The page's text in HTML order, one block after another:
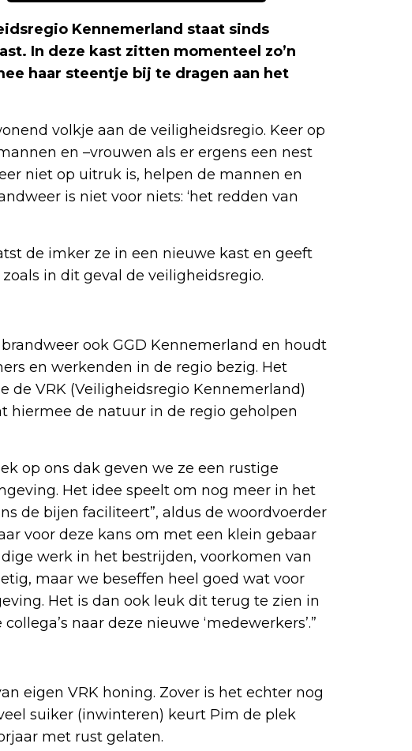
Kennemerland staat sinds
In deze kast zitten momenteel zo’n
haar steentje bij te dragen aan het
volkje aan de veiligheidsregio. Keer op
en –vrouwen als er ergens een nest
niet op uitruk is, helpen de mannen en
is niet voor niets: ‘het redden van
de imker ze in een nieuwe kast en geeft
in dit geval de veiligheidsregio.
ook GGD Kennemerland en houdt
en werkenden in de regio bezig. Het
VRK (Veiligheidsregio Kennemerland)
hiermee de natuur in de regio geholpen
op ons dak geven we ze een rustige
Het idee speelt om nog meer in het
de bijen faciliteert”, aldus de woordvoerder
voor deze kans om met een klein gebaar
werk in het bestrijden, voorkomen van
maar we beseffen heel goed wat voor
Het is dan ook leuk dit terug te zien in
naar deze nieuwe ‘medewerkers’.”
eigen VRK honing. Zover is het echter nog
suiker (inwinteren) keurt Pim de plek
met rust gelaten.